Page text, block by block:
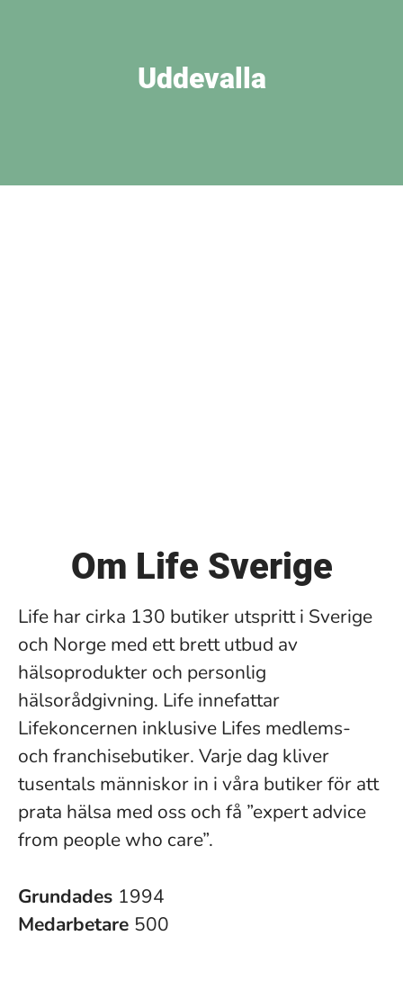
Uddevalla
Om Life Sverige
Life har cirka 130 butiker utspritt i Sverige
och Norge med ett brett utbud av
hälsoprodukter och personlig
hälsorådgivning. Life innefattar
Lifekoncernen inklusive Lifes medlems-
och franchisebutiker. Varje dag kliver
tusentals människor in i våra butiker för att
prata hälsa med oss och få ”expert advice
from people who care”.
Grundades 1994
Medarbetare 500